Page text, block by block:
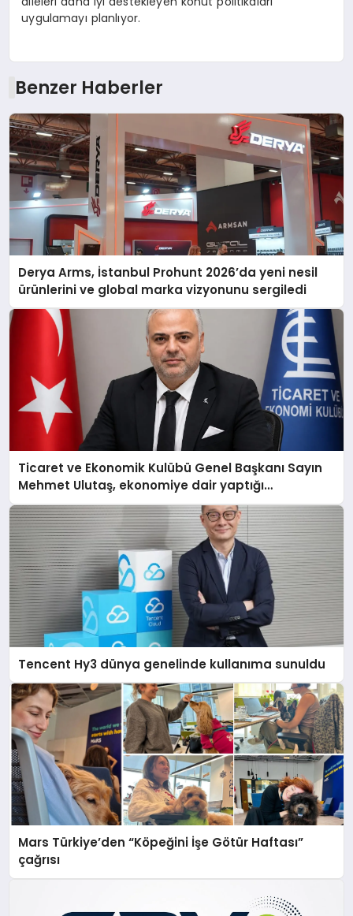
uygulamayı planlıyor.
Benzer Haberler
Derya Arms, İstanbul Prohunt 2026’da yeni nesil
ürünlerini ve global marka vizyonunu sergiledi
Ticaret ve Ekonomik Kulübü Genel Başkanı Sayın
Mehmet Ulutaş, ekonomiye dair yaptığı
açıklamada şunları kaydetti:
Tencent Hy3 dünya genelinde kullanıma sunuldu
Mars Türkiye’den “Köpeğini İşe Götür Haftası”
çağrısı